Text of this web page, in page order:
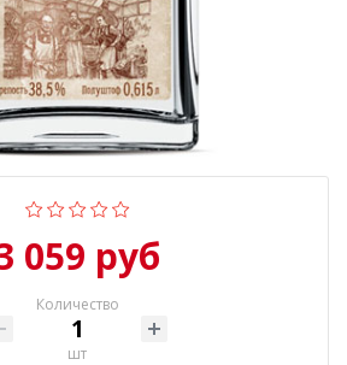
059 руб
Количество
шт